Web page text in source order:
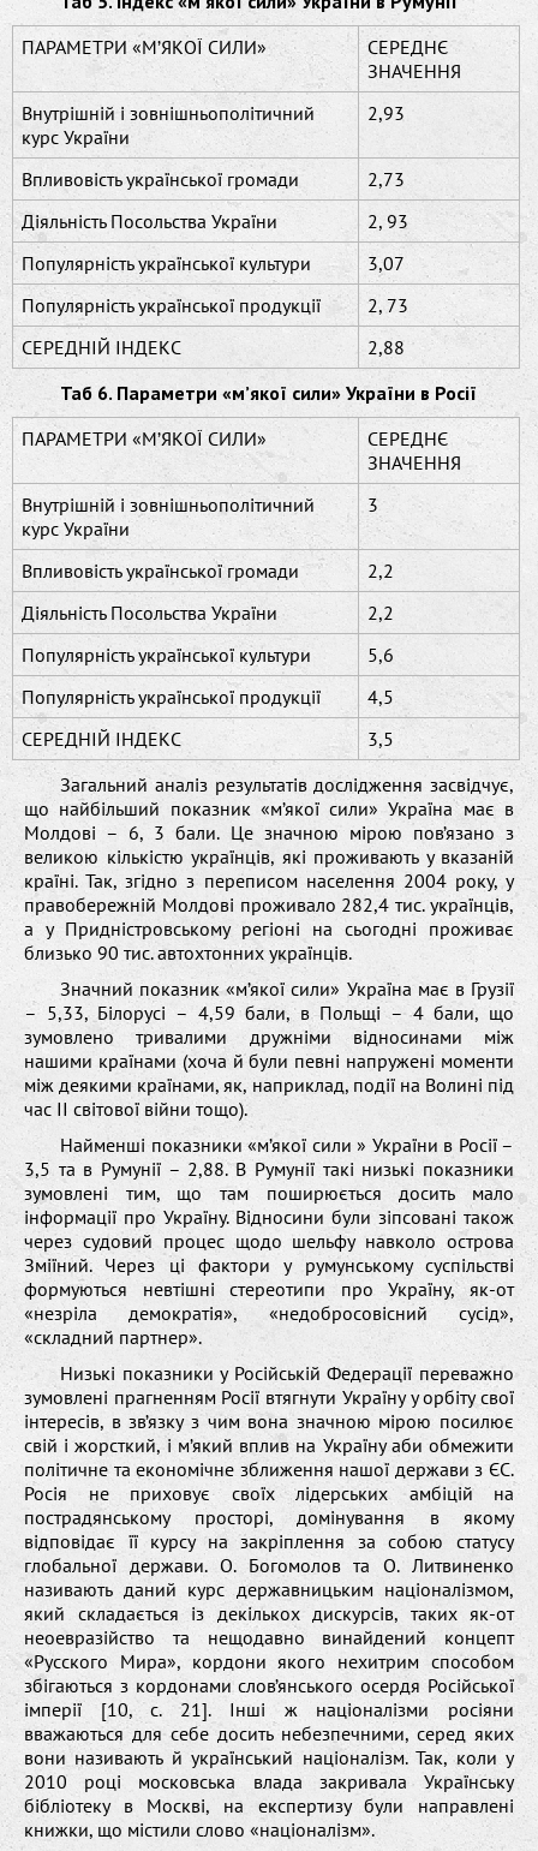
ПАРАМЕТРИ «М’ЯКОЇ СИЛИ»
СЕРЕДНЄ
ЗНАЧЕННЯ
Внутрішній і зовнішньополітичний
курс України
2,93
Впливовість української громади
2,73
Діяльність Посольства України
2, 93
Популярність української культури
3,07
Популярність української продукції
2, 73
СЕРЕДНІЙ ІНДЕКС
2,88
Таб 6. Параметри «м’якої сили» України в Росії
ПАРАМЕТРИ «М’ЯКОЇ СИЛИ»
СЕРЕДНЄ
ЗНАЧЕННЯ
Внутрішній і зовнішньополітичний
курс України
3
Впливовість української громади
2,2
Діяльність Посольства України
2,2
Популярність української культури
5,6
Популярність української продукції
4,5
СЕРЕДНІЙ ІНДЕКС
3,5
Загальний аналіз результатів дослідження засвідчує,
що найбільший показник «м’якої сили» Україна має в
Молдові – 6, 3 бали. Це значною мірою пов’язано з
великою кількістю українців, які проживають у вказаній
країні. Так, згідно з переписом населення 2004 року, у
правобережній Молдові проживало 282,4 тис. українців,
а у Придністровському регіоні на сьогодні проживає
близько 90 тис. автохтонних українців.
Значний показник «м’якої сили» Україна має в Грузії
– 5,33, Білорусі – 4,59 бали, в Польщі – 4 бали, що
зумовлено тривалими дружніми відносинами між
нашими країнами (хоча й були певні напружені моменти
між деякими країнами, як, наприклад, події на Волині під
час ІІ світової війни тощо).
Найменші показники «м’якої сили » України в Росії –
3,5 та в Румунії – 2,88. В Румунії такі низькі показники
зумовлені тим, що там поширюється досить мало
інформації про Україну. Відносини були зіпсовані також
через судовий процес щодо шельфу навколо острова
Зміїний. Через ці фактори у румунському суспільстві
формуються невтішні стереотипи про Україну, як-от
«незріла демократія», «недобросовісний сусід»,
«складний партнер».
Низькі показники у Російській Федерації переважно
зумовлені прагненням Росії втягнути Україну у орбіту свої
інтересів, в зв’язку з чим вона значною мірою посилює
свій і жорсткий, і м’який вплив на Україну аби обмежити
політичне та економічне зближення нашої держави з ЄС.
Росія не приховує своїх лідерських амбіцій на
пострадянському просторі, домінування в якому
відповідає її курсу на закріплення за собою статусу
глобальної держави. О. Богомолов та О. Литвиненко
називають даний курс державницьким націоналізмом,
який складається із декількох дискурсів, таких як-от
неоевразійство та нещодавно винайдений концепт
«Русского Мира», кордони якого нехитрим способом
збігаються з кордонами слов’янського осердя Російської
імперії [10, с. 21]. Інші ж націоналізми росіяни
вважаються для себе досить небезпечними, серед яких
вони називають й український націоналізм. Так, коли у
2010 році московська влада закривала Українську
бібліотеку в Москві, на експертизу були направлені
книжки, що містили слово «націоналізм».